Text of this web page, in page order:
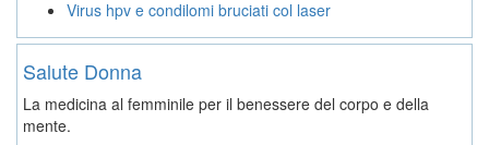
Virus hpv e condilomi bruciati col laser
Salute Donna
La medicina al femminile per il benessere del corpo e della
mente.